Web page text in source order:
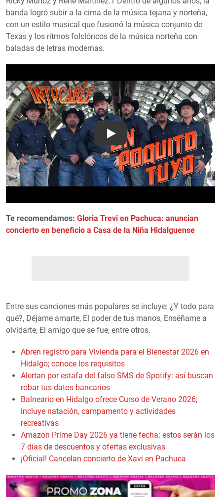
banda logró subir a la cima de la música tejana y norteña,
con un estilo musical que fusionó la música conjunto de
Texas y los ritmos folclóricos de la música norteña con
baladas de letras modernas.
Play
Te recomendamos: Gloria Trevi en Pachuca: anuncian
concierto en beneficio a Casa de la Niña Hidalguense
Entre sus canciones más populares se incluye: ¿Y todo para
qué?, Déjame amarte, El poder de tus manos, Enséñame a
olvidarte, El amigo que se fue, entre otros.
Abren registro para Vivienda para el Bienestar 2026 en
Hidalgo; conoce los requisitos
Alertan por estafa del falso SMS de Spotify: así buscan
robar tus datos bancarios
Balneario en Hidalgo ofrece Curso de Verano 2026;
incluye natación, campamento y actividades
recreativas
Amazon Prime Day 2026 ya tiene fecha: estos serán los
7 días de descuentos y ofertas exclusivas
¡Oficial! Cancelan concierto de Xavi en Pachuca